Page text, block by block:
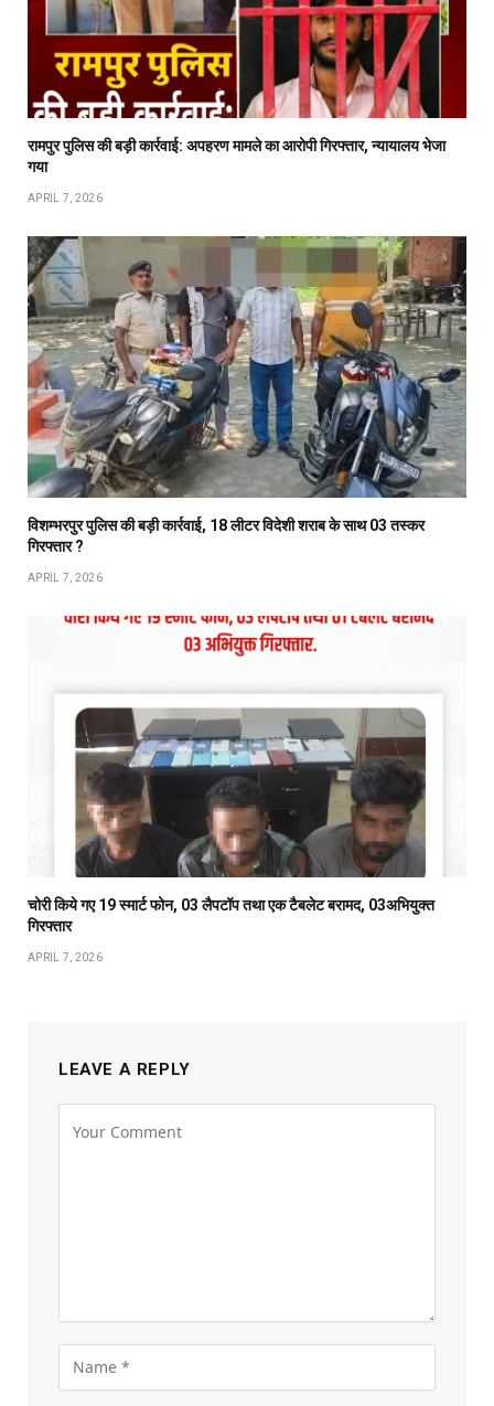
रामपुर पुलिस की बड़ी कार्रवाई: अपहरण मामले का आरोपी गिरफ्तार, न्यायालय भेजा
गया
APRIL 7, 2026
विशम्भरपुर पुलिस की बड़ी कार्रवाई, 18 लीटर विदेशी शराब के साथ 03 तस्कर
गिरफ्तार ?
APRIL 7, 2026
चोरी किये गए 19 स्मार्ट फोन, 03 लैपटॉप तथा एक टैबलेट बरामद, 03अभियुक्त
गिरफ्तार
APRIL 7, 2026
LEAVE A REPLY